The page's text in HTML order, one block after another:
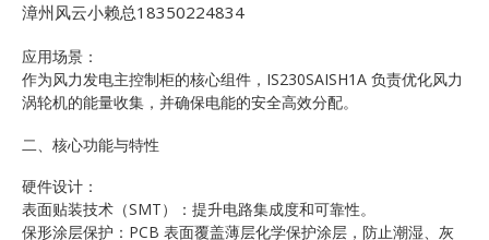
漳州风云小赖总18350224834
应用场景：
作为风力发电主控制柜的核心组件，IS230SAISH1A 负责优化风力
涡轮机的能量收集，并确保电能的安全高效分配。
二、核心功能与特性
硬件设计：
表面贴装技术（SMT）：提升电路集成度和可靠性。
保形涂层保护：PCB 表面覆盖薄层化学保护涂层，防止潮湿、灰